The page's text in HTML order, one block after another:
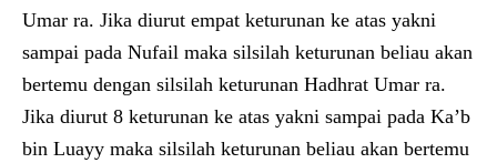
Umar ra. Jika diurut empat keturunan ke atas yakni
sampai pada Nufail maka silsilah keturunan beliau akan
bertemu dengan silsilah keturunan Hadhrat Umar ra.
Jika diurut 8 keturunan ke atas yakni sampai pada Ka’b
bin Luayy maka silsilah keturunan beliau akan bertemu